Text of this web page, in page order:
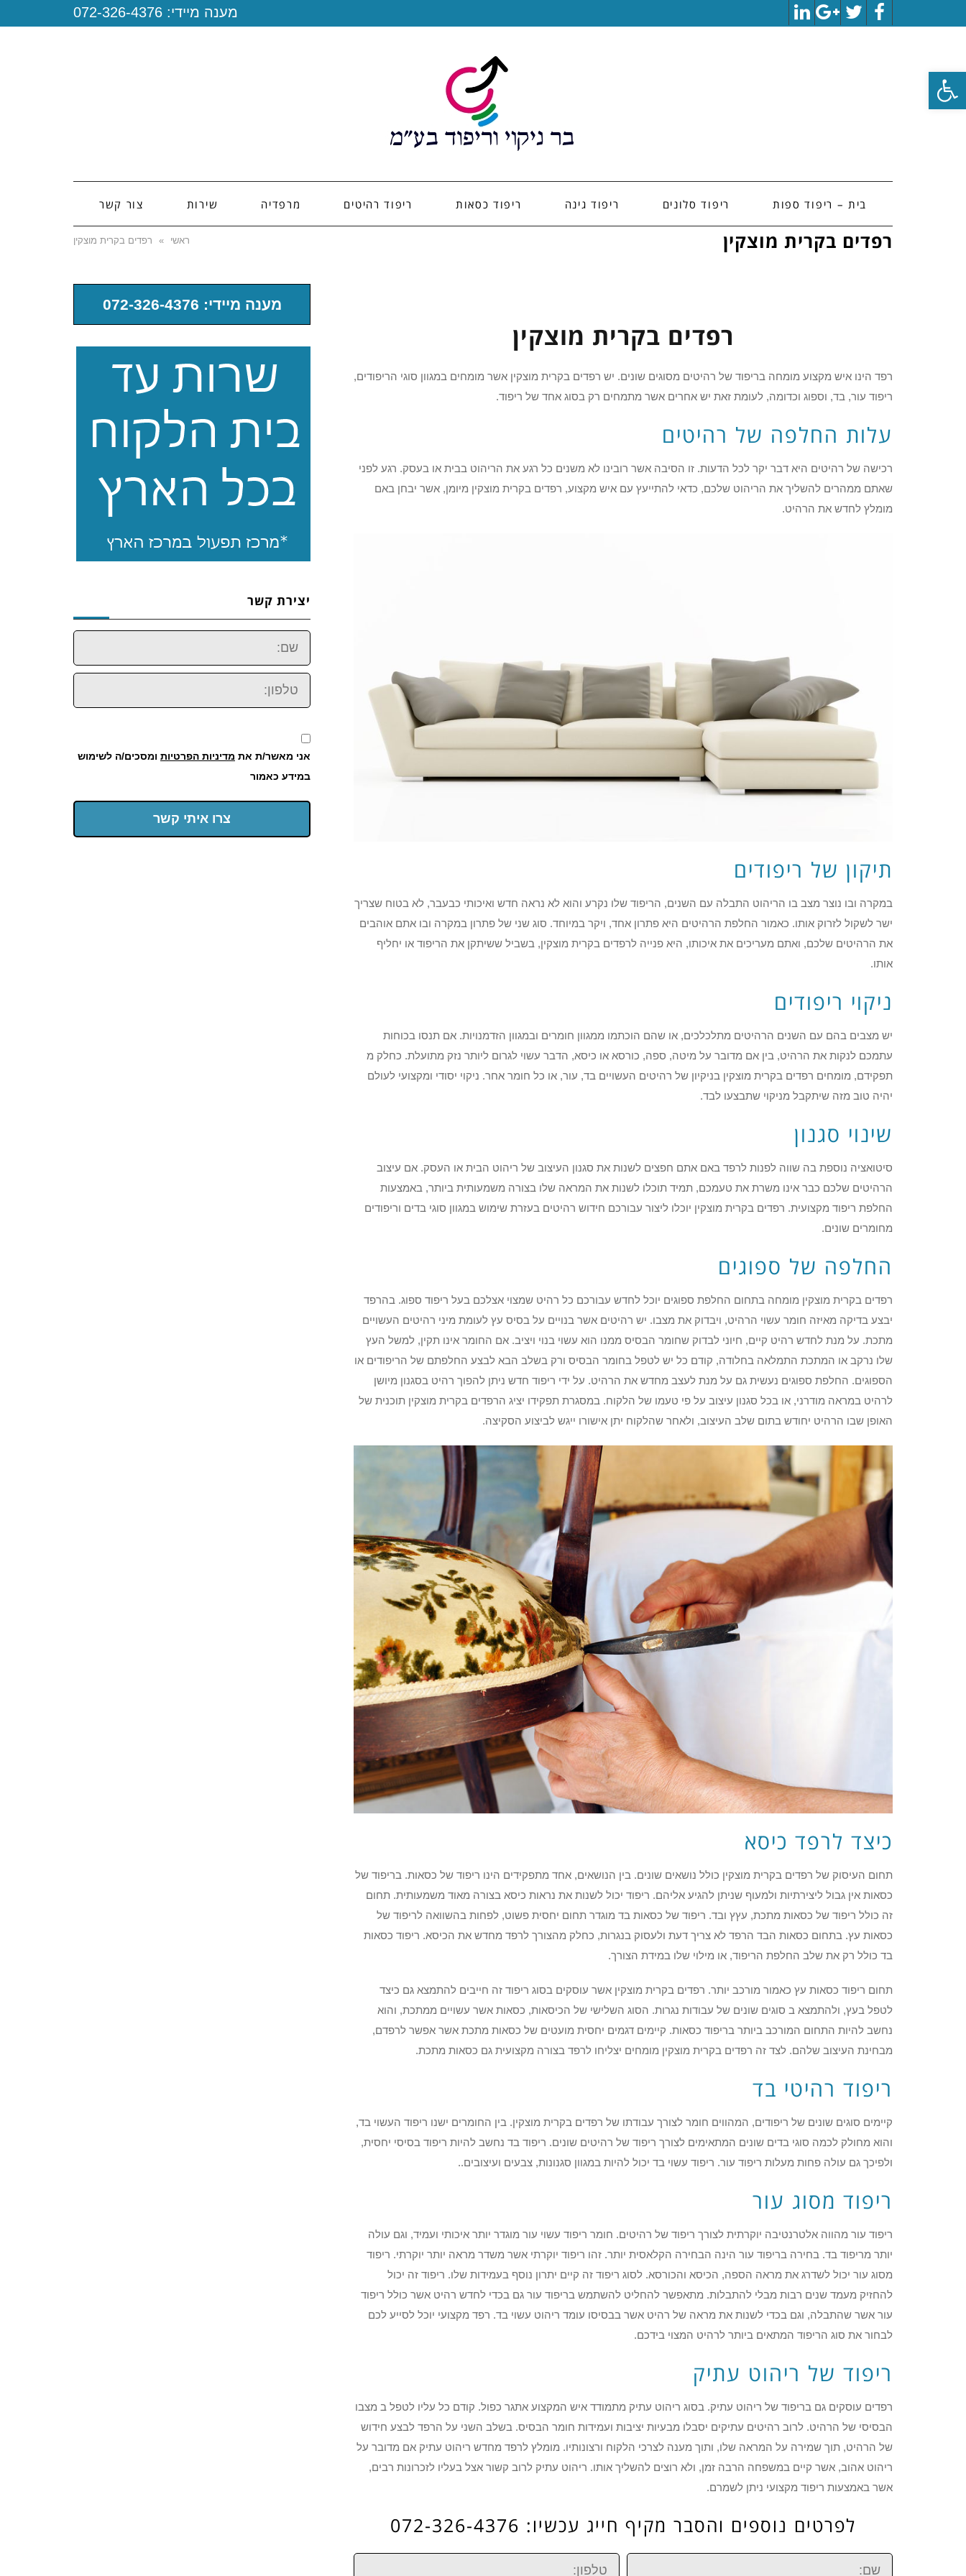
פתח סרגל נגישות
Facebook
Twitter
Google+
LinkedIn
מענה מיידי: 072-326-4376
בית – ריפוד ספות ריפוד סלונים ריפוד גינה ריפוד כסאות ריפוד רהיטים מרפדיה שירות צור קשר
רפדים בקרית מוצקין ראשי » רפדים בקרית מוצקין
רפדים בקרית מוצקין
רפד הינו איש מקצוע מומחה בריפוד של רהיטים מסוגים שונים. יש רפדים בקרית מוצקין אשר מומחים במגוון סוגי הריפודים,
ריפוד עור, בד, וספוג וכדומה, לעומת זאת יש אחרים אשר מתמחים רק בסוג אחד של ריפוד.
עלות החלפה של רהיטים
רכישה של רהיטים היא דבר יקר לכל הדעות. זו הסיבה אשר רובינו לא משנים כל רגע את הריהוט בבית או בעסק. רגע לפני
שאתם ממהרים להשליך את הריהוט שלכם, כדאי להתייעץ עם איש מקצוע, רפדים בקרית מוצקין מיומן, אשר יבחן באם
מומלץ לחדש את הרהיט.
תיקון של ריפודים
במקרה ובו נוצר מצב בו הריהוט התבלה עם השנים, הריפוד שלו נקרע והוא לא נראה חדש ואיכותי כבעבר, לא בטוח שצריך
ישר לשקול לזרוק אותו. כאמור החלפת הרהיטים היא פתרון אחד, ויקר במיוחד. סוג שני של פתרון במקרה ובו אתם אוהבים
את הרהיטים שלכם, ואתם מעריכים את איכותו, היא פנייה לרפדים בקרית מוצקין, בשביל ששיתקן את הריפוד או יחליף
אותו.
ניקוי ריפודים
יש מצבים בהם עם השנים הרהיטים מתלכלכים, או שהם הוכתמו ממגוון חומרים ובמגוון הזדמנויות. אם תנסו בכוחות
עתמכם לנקות את הרהיט, בין אם מדובר על מיטה, ספה, כורסא או כיסא, הדבר עשוי לגרום ליותר נזק מתועלת. כחלק מ
תפקידם, מומחים רפדים בקרית מוצקין בניקיון של רהיטים העשויים בד, עור, או כל חומר אחר. ניקוי יסודי ומקצועי לעולם
יהיה טוב מזה שיתקבל מניקוי שתבצעו לבד.
שינוי סגנון
סיטואציה נוספת בה שווה לפנות לרפד באם אתם חפצים לשנות את סגנון העיצוב של ריהוט הבית או העסק. אם עיצוב
הרהיטים שלכם כבר אינו משרת את טעמכם, תמיד תוכלו לשנות את המראה שלו בצורה משמעותית ביותר, באמצעות
החלפת ריפוד מקצועית. רפדים בקרית מוצקין יוכלו ליצור עבורכם חידוש רהיטים בעזרת שימוש במגוון סוגי בדים וריפודים
מחומרים שונים.
החלפה של ספוגים
רפדים בקרית מוצקין מומחה בתחום החלפת ספוגים יוכל לחדש עבורכם כל רהיט שמצוי אצלכם בעל ריפוד ספוג. בהרפד
יבצע בדיקה מאיזה חומר עשוי הרהיט, ויבדוק את מצבו. יש רהיטים אשר בנויים על בסיס עץ לעומת מיני רהיטים העשויים
מתכת. על מנת לחדש רהיט קיים, חיוני לבדוק שחומר הבסיס ממנו הוא עשוי בנוי ויציב. אם החומר אינו תקין, למשל העץ
שלו נרקב או המתכת התמלאה בחלודה, קודם כל יש לטפל בחומר הבסיס ורק בשלב הבא לבצע החלפתם של הריפודים או
הספוגים. החלפת ספוגים נעשית גם על מנת לעצב מחדש את הרהיט. על ידי ריפוד חדש ניתן להפוך רהיט בסגנון מיושן
לרהיט במראה מודרני, או בכל סגנון עיצוב על פי טעמו של הלקוח. במסגרת תפקידו יציג הרפדים בקרית מוצקין תוכנית של
האופן שבו הרהיט יחודש בתום שלב העיצוב, ולאחר שהלקוח יתן אישורו ייגש לביצוע הסקיצה.
כיצד לרפד כיסא
תחום העיסוק של רפדים בקרית מוצקין כולל נושאים שונים. בין הנושאים, אחד מתפקידים הינו ריפוד של כסאות. בריפוד של
כסאות אין גבול ליצירתיות ולמעוף שניתן להגיע אליהם. ריפוד יכול לשנות את נראות כיסא בצורה מאוד משמעותית. תחום
זה כולל ריפוד של כסאות מתכת, עץץ ובד. ריפוד של כסאות בד מוגדר תחום יחסית פשוט, לפחות בהשוואה לריפוד של
כסאות עץ. בתחום כסאות הבד הרפד לא צריך דעת ולעסוק בנגרות, כחלק מהצורך לרפד מחדש את הכיסא. ריפוד כסאות
בד כולל רק את שלב החלפת הריפוד, או מילוי שלו במידת הצורך.
תחום ריפוד כסאות עץ כאמור מורכב יותר. רפדים בקרית מוצקין אשר עוסקים בסוג ריפוד זה חייבים להתמצא גם כיצד
לטפל בעץ, ולהתמצא ב סוגים שונים של עבודות נגרות. הסוג השלישי של הכיסאות, כסאות אשר עשויים ממתכת, והוא
נחשב להיות התחום המורכב ביותר בריפוד כסאות. קיימים דגמים יחסית מועטים של כסאות מתכת אשר אפשר לרפדם,
מבחינת העיצוב שלהם. לצד זה רפדים בקרית מוצקין מומחים יצליחו לרפד בצורה מקצועית גם כסאות מתכת.
ריפוד רהיטי בד
קיימים סוגים שונים של ריפודים, המהווים חומר לצורך עבודתו של רפדים בקרית מוצקין. בין החומרים ישנו ריפוד העשוי בד,
והוא מחולק לכמה סוגי בדים שונים המתאימים לצורך ריפוד של רהיטים שונים. ריפוד בד נחשב להיות ריפוד בסיסי יחסית,
ולפיכך גם עולה פחות מעלות ריפוד עור. ריפוד עשוי בד יכול להיות במגוון סגנונות, צבעים ועיצובים..
ריפוד מסוג עור
ריפוד עור מהווה אלטרנטיבה יוקרתית לצורך ריפוד של רהיטים. חומר ריפוד עשוי עור מוגדר יותר איכותי ועמיד, וגם עולה
יותר מריפוד בד. בחירה בריפוד עור הינה הבחירה הקלאסית יותר. זהו ריפוד יוקרתי אשר משדר מראה יותר יוקרתי. ריפוד
מסוג עור יכול לשדרג את מראה הספה, הכיסא והכורסא. לסוג ריפוד זה קיים יתרון נוסף בעמידות שלו. ריפוד זה יכול
להחזיק מעמד שנים רבות מבלי להתבלות. מתאפשר להחליט להשתמש בריפוד עור גם בכדי לחדש רהיט אשר כולל ריפוד
עור אשר שהתבלה, וגם בכדי לשנות את מראה של רהיט אשר בבסיסו עומד ריהוט עשוי בד. רפד מקצועי יוכל לסייע לכם
לבחור את סוג הריפוד המתאים ביותר לרהיט המצוי בידכם.
ריפוד של ריהוט עתיק
רפדים עוסקים גם בריפוד של ריהוט עתיק. בסוג ריהוט עתיק מתמודד איש המקצוע אתגר כפול. קודם כל עליו לטפל ב מצבו
הבסיסי של הרהיט. לרוב רהיטים עתיקים יסבלו מבעיות יציבות ועמידות חומר הבסיס. בשלב השני על הרפד לבצע חידוש
של הרהיט, תוך שמירה על המראה שלו, ותוך מענה לצרכי הלקוח ורצונותיו. מומלץ לרפד מחדש ריהוט עתיק אם מדובר על
ריהוט אהוב, אשר קיים במשפחה הרבה זמן, ולא רוצים להשליך אותו. ריהוט עתיק לרוב קשור אצל בעליו לזכרונות רבים,
אשר באמצעות ריפוד מקצועי ניתן לשמרם.
לפרטים נוספים והסבר מקיף חייג עכשיו: 072-326-4376
שם: טלפון:
מענה מיידי: 072-326-4376
יצירת קשר
שם:
טלפון:
אני מאשר/ת את מדיניות הפרטיות ומסכים/ה לשימוש
במידע כאמור
צרו איתי קשר